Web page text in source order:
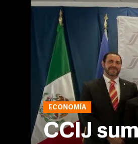
ECONOMÍA
CCIJ